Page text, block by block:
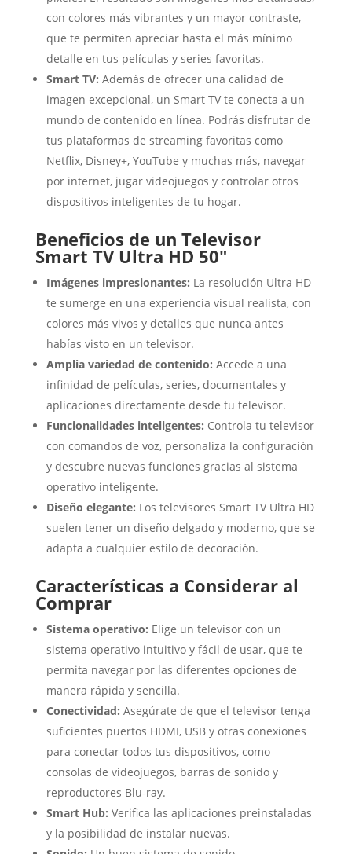
con colores más vibrantes y un mayor contraste,
que te permiten apreciar hasta el más mínimo
detalle en tus películas y series favoritas.
Smart TV: Además de ofrecer una calidad de
imagen excepcional, un Smart TV te conecta a un
mundo de contenido en línea. Podrás disfrutar de
tus plataformas de streaming favoritas como
Netflix, Disney+, YouTube y muchas más, navegar
por internet, jugar videojuegos y controlar otros
dispositivos inteligentes de tu hogar.
Beneficios de un Televisor
Smart TV Ultra HD 50″
Imágenes impresionantes: La resolución Ultra HD
te sumerge en una experiencia visual realista, con
colores más vivos y detalles que nunca antes
habías visto en un televisor.
Amplia variedad de contenido: Accede a una
infinidad de películas, series, documentales y
aplicaciones directamente desde tu televisor.
Funcionalidades inteligentes: Controla tu televisor
con comandos de voz, personaliza la configuración
y descubre nuevas funciones gracias al sistema
operativo inteligente.
Diseño elegante: Los televisores Smart TV Ultra HD
suelen tener un diseño delgado y moderno, que se
adapta a cualquier estilo de decoración.
Características a Considerar al
Comprar
Sistema operativo: Elige un televisor con un
sistema operativo intuitivo y fácil de usar, que te
permita navegar por las diferentes opciones de
manera rápida y sencilla.
Conectividad: Asegúrate de que el televisor tenga
suficientes puertos HDMI, USB y otras conexiones
para conectar todos tus dispositivos, como
consolas de videojuegos, barras de sonido y
reproductores Blu-ray.
Smart Hub: Verifica las aplicaciones preinstaladas
y la posibilidad de instalar nuevas.